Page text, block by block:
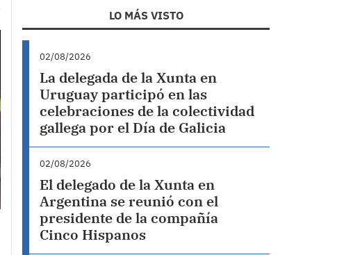
LO MÁS VISTO
02/08/2026
La delegada de la Xunta en
Uruguay participó en las
celebraciones de la colectividad
gallega por el Día de Galicia
02/08/2026
El delegado de la Xunta en
Argentina se reunió con el
presidente de la compañía
Cinco Hispanos